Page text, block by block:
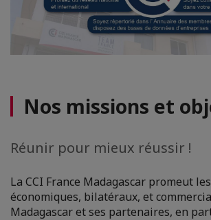
Nos missions et
Réunir pour mieux réussir !
La CCI France Madagascar promeut
économiques, bilatéraux, et
Madagascar et ses partenaires, en